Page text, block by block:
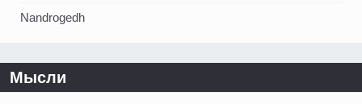
Nandrogedh
Мысли